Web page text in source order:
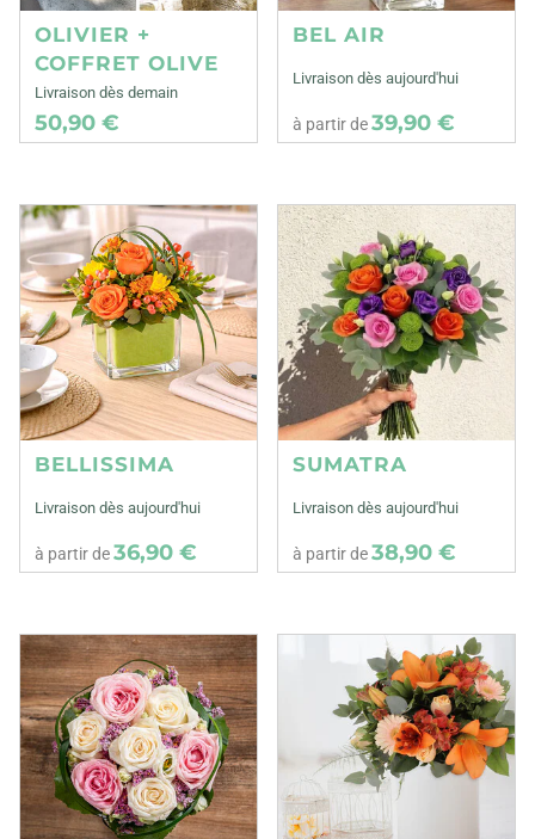
OLIVIER +
COFFRET OLIVE
Livraison dès demain
50,90 €
BEL AIR
Livraison dès aujourd'hui
à partir de39,90 €
BELLISSIMA
Livraison dès aujourd'hui
à partir de36,90 €
SUMATRA
Livraison dès aujourd'hui
à partir de38,90 €